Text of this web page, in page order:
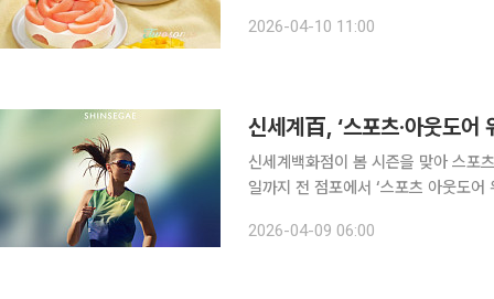
신메뉴 ‘또잇’ 치킨 3종을 내놨고, K2
2026-04-10 11:00
신세계百, ‘스포츠·아웃도어
신세계백화점이 봄 시즌을 맞아 스포츠·아웃도어 수
일까지 전 점포에서 ‘스포츠 아웃도
냥했다. 이번 행사의 핵심은 ‘경험
2026-04-09 06:00